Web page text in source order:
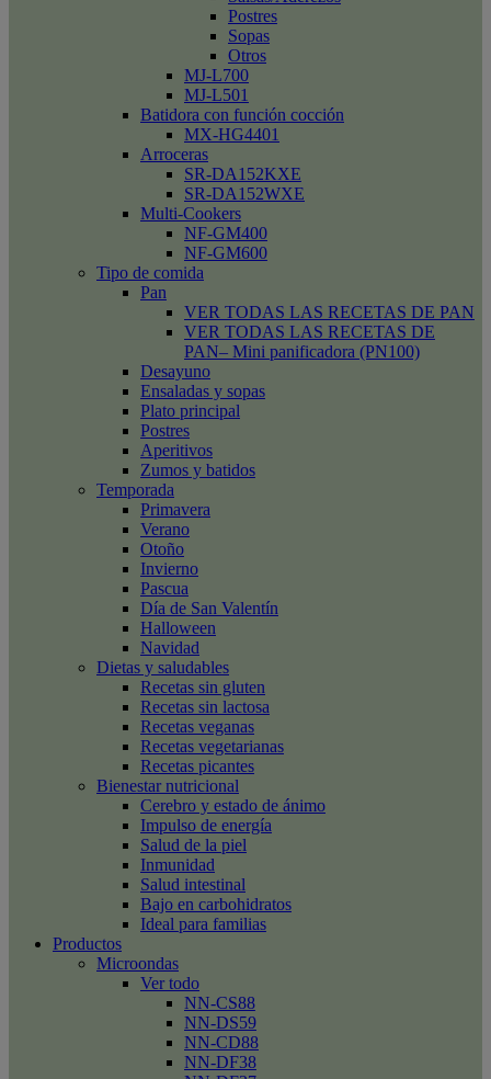
Postres
Sopas
Otros
MJ-L700
MJ-L501
Batidora con función cocción
MX-HG4401
Arroceras
SR-DA152KXE
SR-DA152WXE
Multi-Cookers
NF-GM400
NF-GM600
Tipo de comida
Pan
VER TODAS LAS RECETAS DE PAN
VER TODAS LAS RECETAS DE
PAN– Mini panificadora (PN100)
Desayuno
Ensaladas y sopas
Plato principal
Postres
Aperitivos
Zumos y batidos
Temporada
Primavera
Verano
Otoño
Invierno
Pascua
Día de San Valentín
Halloween
Navidad
Dietas y saludables
Recetas sin gluten
Recetas sin lactosa
Recetas veganas
Recetas vegetarianas
Recetas picantes
Bienestar nutricional
Cerebro y estado de ánimo
Impulso de energía
Salud de la piel
Inmunidad
Salud intestinal
Bajo en carbohidratos
Ideal para familias
Productos
Microondas
Ver todo
NN-CS88
NN-DS59
NN-CD88
NN-DF38